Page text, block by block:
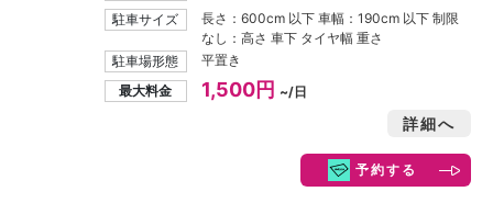
駐車サイズ
長さ：600cm 以下 車幅：190cm 以下 制限
なし：高さ 車下 タイヤ幅 重さ
駐車場形態
平置き
最大料金
1,500円 ~/日
詳細へ
予約する